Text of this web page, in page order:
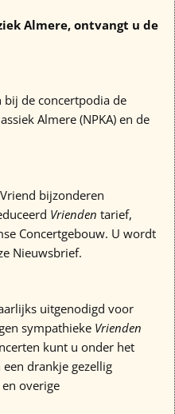
Almere, ontvangt u de
bij de concertpodia de
Almere (NPKA) en de
bijzonderen
Vrienden tarief,
Concertgebouw. U wordt
Nieuwsbrief.
uitgenodigd voor
sympathieke Vrienden
kunt u onder het
drankje gezellig
en overige